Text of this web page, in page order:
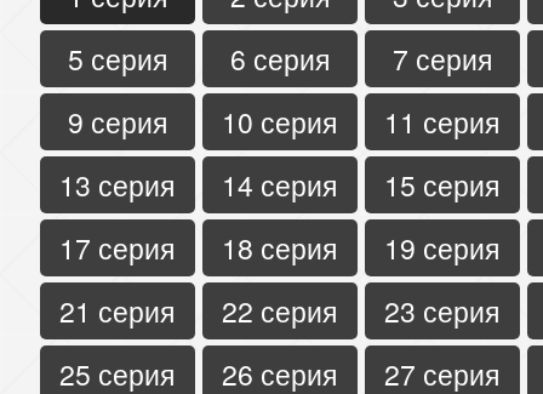
5 серия
6 серия
7 серия
9 серия
10 серия
11 серия
13 серия
14 серия
15 серия
17 серия
18 серия
19 серия
21 серия
22 серия
23 серия
25 серия
26 серия
27 серия